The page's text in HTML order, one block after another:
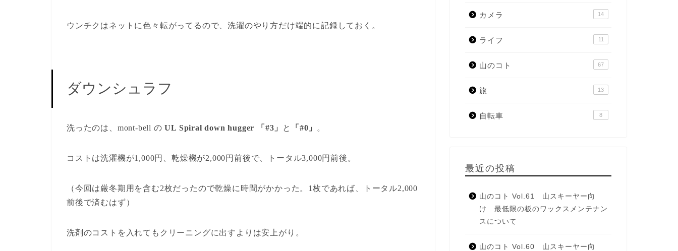
ウンチクはネットに色々転がってるので、洗濯のやり方だけ端的に記録しておく。
ダウンシュラフ
洗ったのは、mont-bell のUL Spiral down hugger 「#3」 と 「#0」 。
コストは洗濯機が1,000円、乾燥機が2,000円前後で、トータル3,000円前後。
（今回は厳冬期用を含む2枚だったので乾燥に時間がかかった。1枚であれば、トータル2,000
前後で済むはず）
洗剤のコストを入れてもクリーニングに出すよりは安上がり。
カメラ 14
ライフ 11
山のコト 67
旅 13
自転車 8
最近の投稿
山のコト Vol.61 山スキーヤー向
け 最低限の板のワックスメンテナン
スについて
山のコト Vol.60 山スキーヤー向